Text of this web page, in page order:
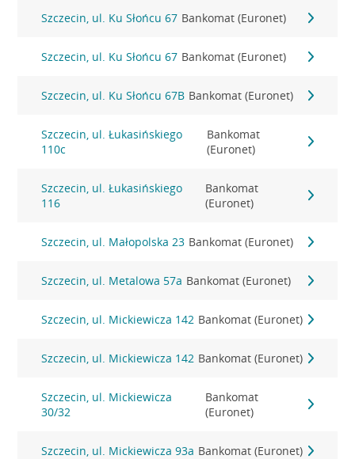
Szczecin, ul. Ku Słońcu 67 Bankomat (Euronet)
Szczecin, ul. Ku Słońcu 67 Bankomat (Euronet)
Szczecin, ul. Ku Słońcu 67B Bankomat (Euronet)
Szczecin, ul. Łukasińskiego
110c
Bankomat
(Euronet)
Szczecin, ul. Łukasińskiego
116
Bankomat
(Euronet)
Szczecin, ul. Małopolska 23 Bankomat (Euronet)
Szczecin, ul. Metalowa 57a Bankomat (Euronet)
Szczecin, ul. Mickiewicza 142 Bankomat (Euronet)
Szczecin, ul. Mickiewicza 142 Bankomat (Euronet)
Szczecin, ul. Mickiewicza
30/32
Bankomat
(Euronet)
Szczecin, ul. Mickiewicza 93a Bankomat (Euronet)